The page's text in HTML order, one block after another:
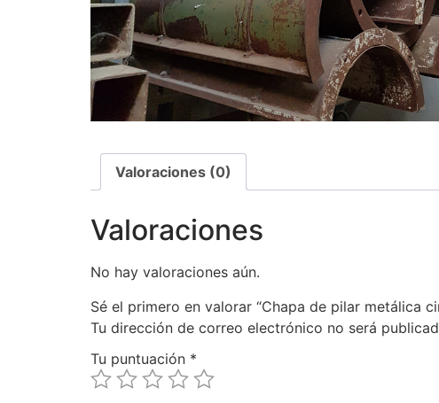
Valoraciones (0)
Valoraciones
No hay valoraciones aún.
Sé el primero en valorar “Chapa de pilar metálica
Tu dirección de correo electrónico no será
Tu puntuación *